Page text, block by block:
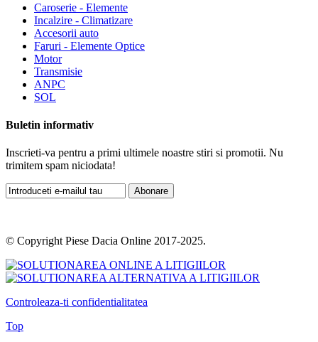
Caroserie - Elemente
Incalzire - Climatizare
Accesorii auto
Faruri - Elemente Optice
Motor
Transmisie
ANPC
SOL
Buletin informativ
Inscrieti-va pentru a primi ultimele noastre stiri si promotii. Nu
trimitem spam niciodata!
Abonare
© Copyright Piese Dacia Online 2017-2025.
Controleaza-ti confidentialitatea
Top